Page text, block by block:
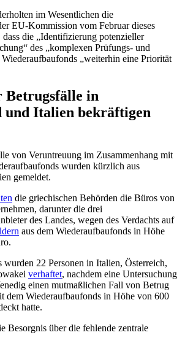
im Wesentlichen die
EU-Kommission vom Februar dieses
dass die „Identifizierung potenzieller
des „komplexen Prüfungs- und
„weiterhin eine Priorität
Betrugsfälle in
und Italien bekräftigen
von Veruntreuung im Zusammenhang mit
wurden kürzlich aus
gemeldet.
die griechischen Behörden die Büros von
darunter die drei
des Landes, wegen des Verdachts auf
aus dem Wiederaufbaufonds in Höhe
wurden 22 Personen in Italien, Österreich,
verhaftet, nachdem eine Untersuchung
einen mutmaßlichen Fall von Betrug
dem Wiederaufbaufonds in Höhe von 600
hatte.
Besorgnis über die fehlende zentrale